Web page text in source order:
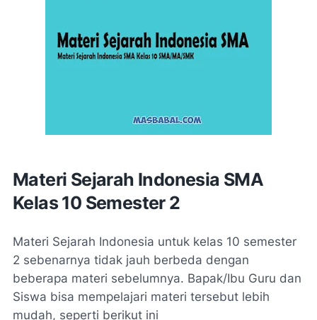
Materi Sejarah Indonesia SMA
Kelas 10 Semester 2
Materi Sejarah Indonesia untuk kelas 10 semester
2 sebenarnya tidak jauh berbeda dengan
beberapa materi sebelumnya. Bapak/Ibu Guru dan
Siswa bisa mempelajari materi tersebut lebih
mudah, seperti berikut ini